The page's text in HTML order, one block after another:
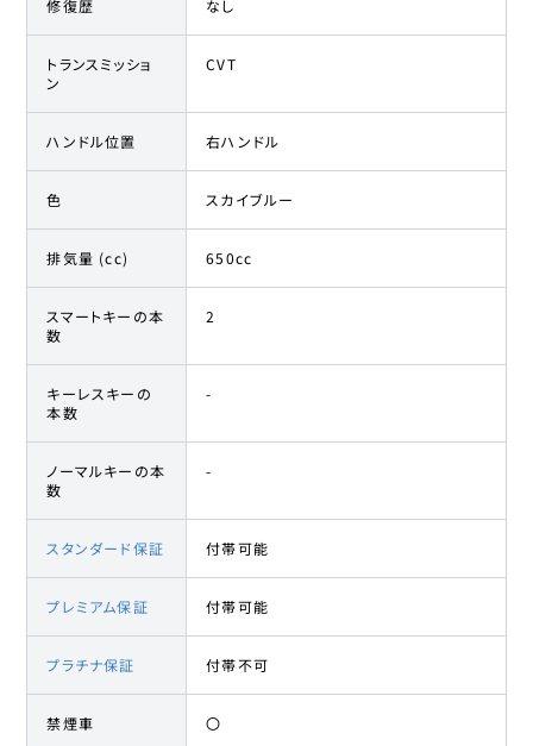
修復歴 なし
トランスミッショ
ン
CVT
ハンドル位置 右ハンドル
色 スカイブルー
排気量 (cc) 650cc
スマートキーの本
数
2
キーレスキーの
本数
-
ノーマルキーの本
数
-
スタンダード保証 付帯可能
プレミアム保証 付帯可能
プラチナ保証 付帯不可
禁煙車 〇